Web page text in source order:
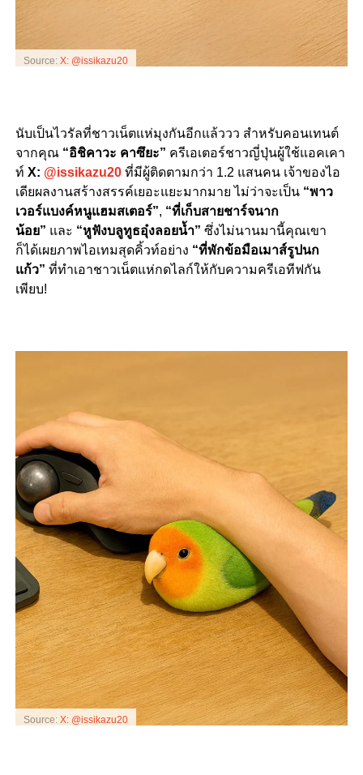
Source: X: @issikazu20
นับเป็นไวรัลที่ชาวเน็ตแห่มุงกันอีกแล้ววว สำหรับคอนเทนต์
จากคุณ “อิชิคาวะ คาซึยะ” ครีเอเตอร์ชาวญี่ปุ่นผู้ใช้แอคเคา
ท์ X: @issikazu20 ที่มีผู้ติดตามกว่า 1.2 แสนคน เจ้าของไอ
เดียผลงานสร้างสรรค์เยอะแยะมากมาย ไม่ว่าจะเป็น “พาว
เวอร์แบงค์หนูแฮมสเตอร์”, “ที่เก็บสายชาร์จนาก
น้อย” และ “หูฟังบลูทูธอุ๋งลอยน้ำ” ซึ่งไม่นานมานี้คุณเขา
ก็ได้เผยภาพไอเทมสุดคิ้วท์อย่าง “ที่พักข้อมือเมาส์รูปนก
แก้ว” ที่ทำเอาชาวเน็ตแห่กดไลก์ให้กับความครีเอทีฟกัน
เพียบ!
Source: X: @issikazu20